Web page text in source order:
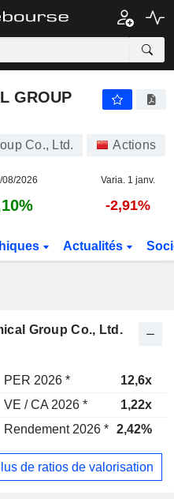
GROUP
Co., Ltd. Actions
08/2026 Varia. 1 janv.
-2,91%
Actualités
Group Co., Ltd.
PER 2026 * 12,6x
VE / CA 2026 * 1,22x
Rendement 2026 * 2,42%
de ratios de valorisation